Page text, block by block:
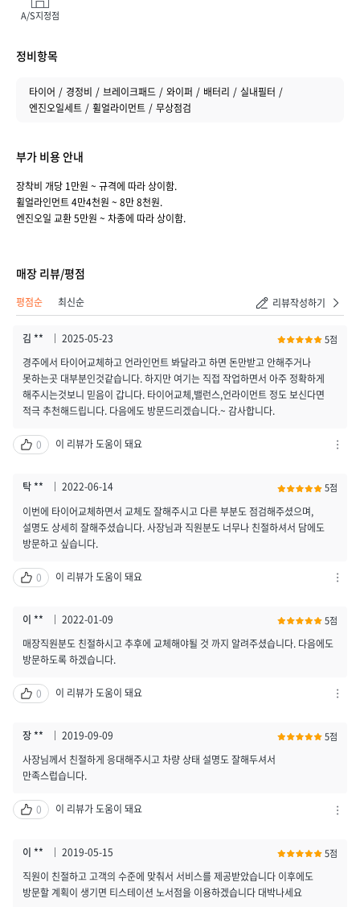
A/S지정점
정비항목
타이어 경정비 브레이크패드 와이퍼 배터리
실내필터
엔진오일세트
휠얼라이먼트 무상점검
부가 비용 안내
장착비 개당 1만원 ~ 규격에 따라 상이함.
휠얼라인먼트 4만4천원 ~ 8만 8천원.
엔진오일 교환 5만원 ~ 차종에 따라 상이함.
매장 리뷰/평점
평점순 최신순 리뷰작성하기
김 ** 2025-05-23 5점
경주에서 타이어교체하고 언라인먼트 봐달라고 하면 돈만받고 안해주거나
못하는곳 대부분인것같습니다. 하지만 여기는 직접 작업하면서 아주 정확하게
해주시는것보니 믿음이 갑니다. 타이어교체,밸런스,언라이먼트 정도 보신다면
적극 추천해드립니다. 다음에도 방문드리겠습니다.~ 감사합니다.
0 이 리뷰가 도움이 돼요
차
기
탁 ** 2022-06-14 5점
이번에 타이어교체하면서 교체도 잘해주시고 다른 부분도 점검해주셨으며,
설명도 상세히 잘해주셨습니다. 사장님과 직원분도 너무나 친절하셔서 담에도
방문하고 싶습니다.
0 이 리뷰가 도움이 돼요
차
하
이 ** 2022-01-09 5점
매장직원분도 친절하시고 추후에 교체해야될 것 까지 알려주셨습니다. 다음에도
방문하도록 하겠습니다.
0 이 리뷰가 도움이 돼요
차
하
장 ** 2019-09-09 5점
사장님께서 친절하게 응대해주시고 차량 상태 설명도 잘해두셔서
만족스럽습니다.
0 이 리뷰가 도움이 돼요
차
이 ** 2019-05-15 5점
직원이 친절하고 고객의 수준에 맞춰서 서비스를 제공받았습니다 이후에도
방문할 계획이 생기면 티스테이션 노서점을 이용하겠습니다 대박나세요
취소하기
매장 만족도